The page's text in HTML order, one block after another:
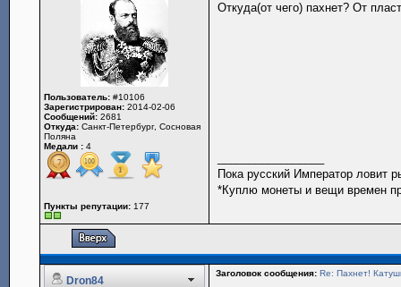
Пользователь: #10106
Зарегистрирован: 2014-02-06
Сообщений: 2681
Откуда: Санкт-Петербург, Сосновая
Поляна
Медали : 4
Пункты репутации: 177
Откуда(от чего) пахнет? От
Пока русский Император ловит
*Куплю монеты и вещи времен
Dron84
Заголовок сообщения: Re: Пахнет!